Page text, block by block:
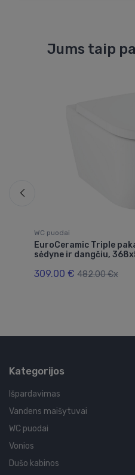
Jums taip
WC puodai
EuroCeramic Triple
sėdyne ir dangčiu,
309.00 € 482.00 €x
Kategorijos
Išpardavimas
Vandens maišytuvai
WC puodai
Vonios
Dušo kabinos